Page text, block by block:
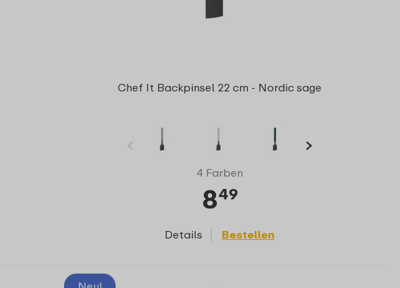
Chef It Backpinsel 22 cm - Nordic sage
4 Farben
849
Details Bestellen